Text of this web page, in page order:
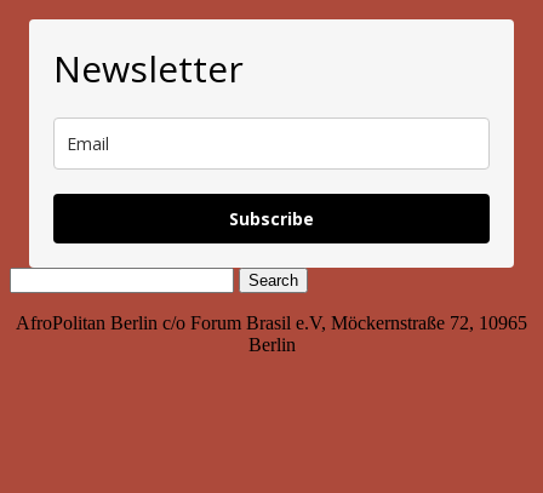
Newsletter
Subscribe
for:
AfroPolitan Berlin c/o Forum Brasil e.V, Möckernstraße 72, 10965
Berlin